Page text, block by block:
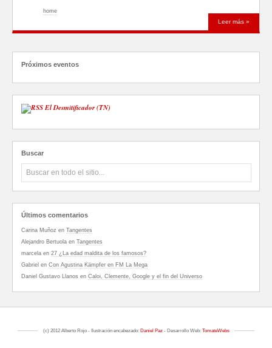
Leer más »
home
Próximos eventos
El Desmitificador (TN)
Buscar
Últimos comentarios
Carina Muñoz en Tangentes
Alejandro Bertuolaen Tangentes
marcelaen 27 ¿La edad maldita de los famosos?
Gabriel en Con Agustina Kämpfer en FM La Mega
Daniel Gustavo Llanos en Caloi, Clemente, Google y el fin del Universo
(c) 2012 Alberto Rojo - Ilustración encabezado: Daniel Paz- Desarrollo Web: TomateWebs